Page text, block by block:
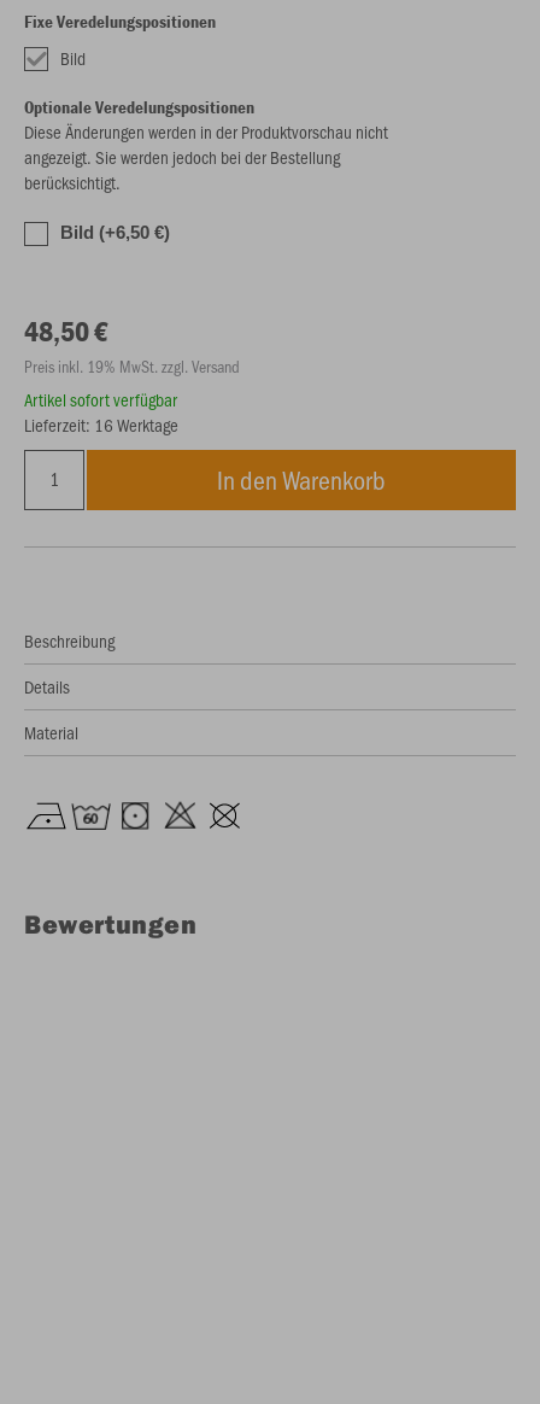
Fixe Veredelungspositionen
Bild
Optionale Veredelungspositionen
Diese Änderungen werden in der Produktvorschau nicht
angezeigt. Sie werden jedoch bei der Bestellung
berücksichtigt.
Bild (+6,50 €)
48,50 €
Preis inkl. 19% MwSt. zzgl. Versand
Artikel sofort verfügbar
Lieferzeit: 16 Werktage
In den Warenkorb
Beschreibung
Details
Material
Bewertungen